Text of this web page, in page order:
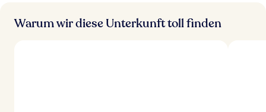
Warum wir diese Unterkunft toll finden